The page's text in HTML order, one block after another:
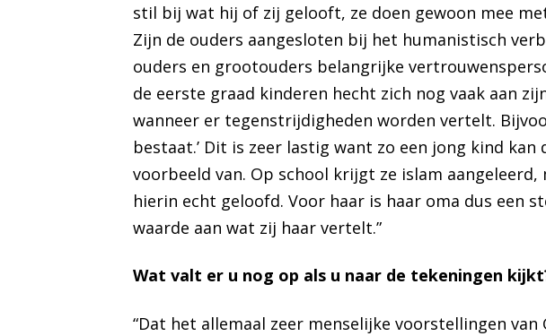
stil bij wat hij of zij gelooft, ze doen gewoon mee
Zijn de ouders aangesloten bij het humanistisch
ouders en grootouders belangrijke
de eerste graad kinderen hecht zich nog vaak aan
wanneer er tegenstrijdigheden worden vertelt.
bestaat.’ Dit is zeer lastig want zo een jong kind
voorbeeld van. Op school krijgt ze islam
hierin echt geloofd. Voor haar is haar oma dus een
waarde aan wat zij haar vertelt.”
Wat valt er u nog op als u naar de tekeningen
“Dat het allemaal zeer menselijke voorstellingen